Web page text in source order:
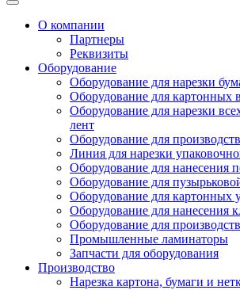
О компании
Партнеры
Реквизиты
Оборудование
Оборудование для нарезки
Оборудование для картонных
Оборудование для нарезки
лент
Оборудование для
Линия для нарезки
Оборудование для нанесения
Оборудование для
Оборудование для картонных
Оборудование для нанесения
Оборудование для
Промышленные ламинаторы
Запчасти для оборудования
Производство
Нарезка картона, бумаги и